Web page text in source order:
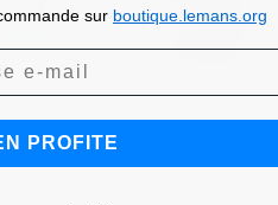
sur boutique.lemans.org
PROFITE